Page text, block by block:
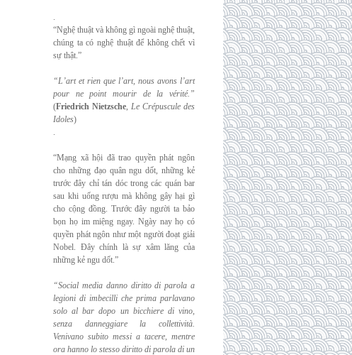
.
“Nghệ thuật và không gì ngoài nghệ thuật,
chúng ta có nghệ thuật để không chết vì
sự thật.”
“L’art et rien que l’art, nous avons l’art
pour ne point mourir de la vérité.”
(Friedrich Nietzsche, Le Crépuscule des
Idoles)
.
“Mạng xã hội đã trao quyền phát ngôn
cho những đạo quân ngu dốt, những kẻ
trước đây chỉ tán dóc trong các quán bar
sau khi uống rượu mà không gây hại gì
cho cộng đồng. Trước đây người ta bảo
bọn họ im miệng ngay. Ngày nay họ có
quyền phát ngôn như một người đoạt giải
Nobel. Đây chính là sự xâm lăng của
những kẻ ngu dốt.”
“Social media danno diritto di parola a
legioni di imbecilli che prima parlavano
solo albar dopo un bicchiere di vino,
senza danneggiare la collettività.
Venivano subito messi a tacere, mentre
ora hanno lo stesso diritto di parola di un